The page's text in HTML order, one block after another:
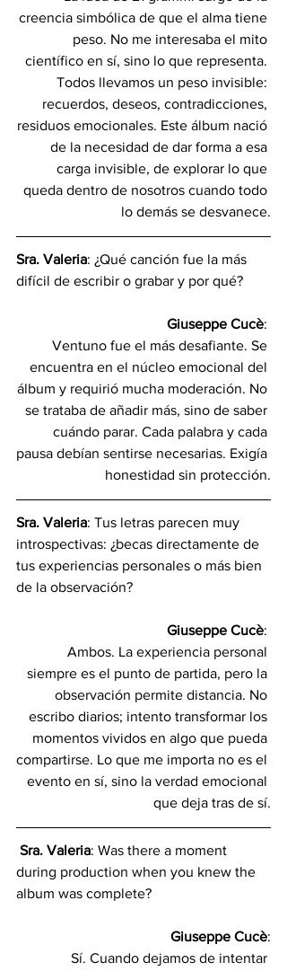
creencia simbólica de que el alma tiene
peso. No me interesaba el mito
científico en sí, sino lo que representa.
Todos llevamos un peso invisible:
recuerdos, deseos, contradicciones,
residuos emocionales. Este álbum nació
de la necesidad de dar forma a esa
carga invisible, de explorar lo que
queda dentro de nosotros cuando todo
lo demás se desvanece.
Sra. Valeria: ¿Qué canción fue la más
difícil de escribir o grabar y por qué?
Giuseppe Cucè:
Ventuno fue el más desafiante. Se
encuentra en el núcleo emocional del
álbum y requirió mucha moderación. No
se trataba de añadir más, sino de saber
cuándo parar. Cada palabra y cada
pausa debían sentirse necesarias. Exigía
honestidad sin protección.
Sra. Valeria: Tus letras parecen muy
introspectivas: ¿becas directamente de
tus experiencias personales o más bien
de la observación?
Giuseppe Cucè:
Ambos. La experiencia personal
siempre es el punto de partida, pero la
observación permite distancia. No
escribo diarios; intento transformar los
momentos vividos en algo que pueda
compartirse. Lo que me importa no es el
evento en sí, sino la verdad emocional
que deja tras de sí.
Sra. Valeria: Was there a moment
during production when you knew the
album was complete?
Giuseppe Cucè:
Sí. Cuando dejamos de intentar